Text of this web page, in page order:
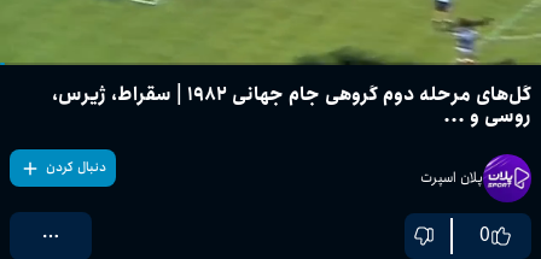
گل‌های مرحله دوم گروهی جام جهانی ۱۹۸۲ | سقراط، ژیرس،
روسی و ...
پلان اسپرت دنبال کردن
0